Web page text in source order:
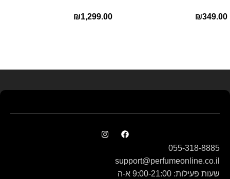
E.D.P 80ml ‏
₪349.00
₪1,299.00
055-318-8885
support@perfumeonline.co.il
שעות פעילות: 9:00-21:00 א-ה